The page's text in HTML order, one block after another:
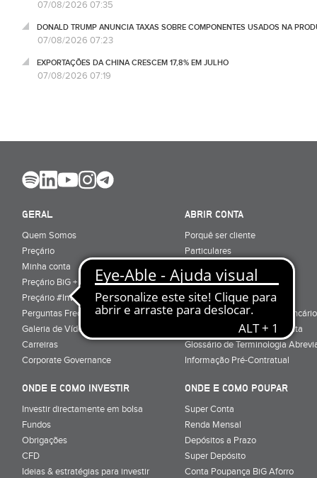
07/08/2026 07:35
DONALD TRUMP ANUNCIA TAXAS SOBRE COMPONENTES USADOS NA
07/08/2026 07:23
EXPORTAÇÕES DA CHINA CRESCEM 17,8% EM JULHO
07/08/2026 07:19
GERAL
Quem Somos
Preçário
Minha conta
Preçário BiG +
Preçário #Investe_no_Futuro
Perguntas Frequentes
Galeria de Vídeos
Carreiras
Corporate Governance
ABRIR CONTA
Porquê ser cliente
Particulares
Júnior (sub-18)
Empresas
Cartões
Conta Serviços Mínimos
Serviço de Mudança de Conta
Glossário de Terminologia
Informação Pré-Contratual
ONDE E COMO INVESTIR
Investir directamente em bolsa
Fundos
Obrigações
CFD
Ideias & estratégias para investir
ONDE E COMO POUPAR
Super Conta
Renda Mensal
Depósitos a Prazo
Super Depósito
Conta Poupança BiG Aforro